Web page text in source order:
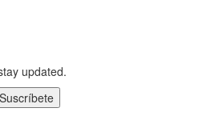
updated.
Suscríbete